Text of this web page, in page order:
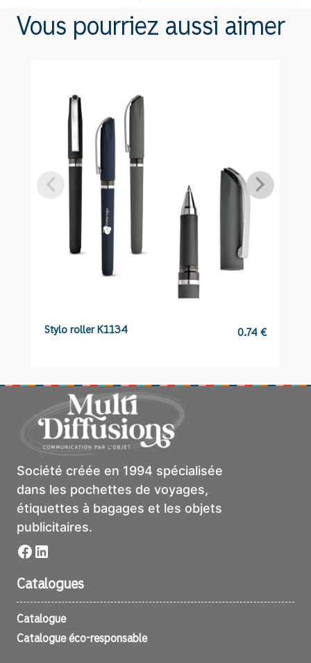
Polished
Vous pourriez aussi aimer
Stylo roller K1134 0.74€
Société créée en 1994 spécialisée
dans les pochettes de voyages,
étiquettes à bagages et les objets
publicitaires.
Facebook
LinkedIn
Catalogues
Catalogue
Catalogue éco-responsable